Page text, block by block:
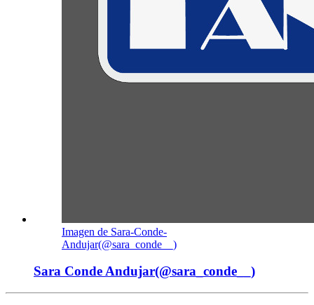
Imagen de Sara-Conde-
Andujar(@sara_conde__)
Sara Conde Andujar(@sara_conde__)